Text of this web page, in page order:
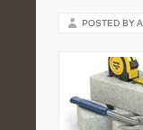
POSTED BY